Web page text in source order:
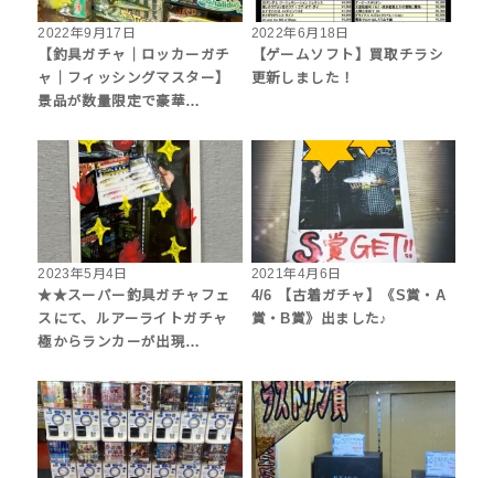
2022年9月17日
【釣具ガチャ｜ロッカーガチ
ャ｜フィッシングマスター】
景品が数量限定で豪華…
2022年6月18日
【ゲームソフト】買取チラシ
更新しました！
2023年5月4日
★★スーパー釣具ガチャフェ
スにて、ルアーライトガチャ
極からランカーが出現…
2021年4月6日
4/6 【古着ガチャ】《S賞・A
賞・B賞》出ました♪